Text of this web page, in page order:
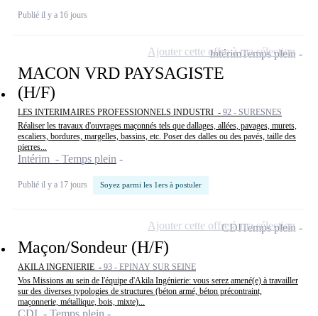
Publié il y a 16 jours
MACON VRD PAYSAGISTE
(H/F)
LES INTERIMAIRES PROFESSIONNELS INDUSTRI - 92 - SURESNES
Réaliser les travaux d'ouvrages maçonnés tels que dallages, allées, pavages, murets,
escaliers, bordures, margelles, bassins, etc. Poser des dalles ou des pavés, taille des
pierres...
Intérim - Temps plein
Publié il y a 17 jours Soyez parmi les 1ers à postuler
IntérimTemps plein
Ajouter cette offre à ma sélection
Maçon/Sondeur (H/F)
AKILA INGENIERIE - 93 - EPINAY SUR SEINE
Vos Missions au sein de l'équipe d'Akila Ingénierie: vous serez amené(e) à travailler
sur des diverses typologies de structures (béton armé, béton précontraint,
maçonnerie, métallique, bois, mixte)...
CDI - Temps plein
CDITemps plein
Ajouter cette offre à ma sélection